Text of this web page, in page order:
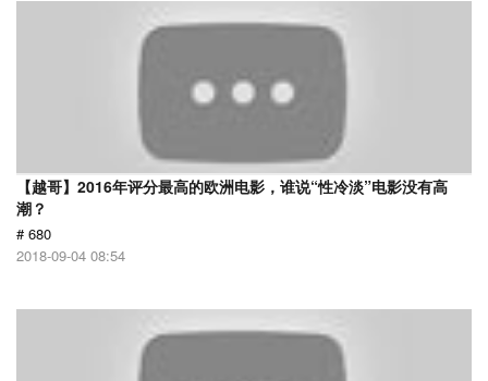
【越哥】2016年评分最高的欧洲电影，谁说“性冷淡”电影没有高
潮？
# 680
2018-09-04 08:54